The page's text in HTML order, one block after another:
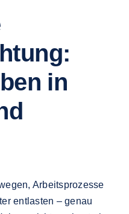
in
Arbeitsprozesse
entlasten – genau